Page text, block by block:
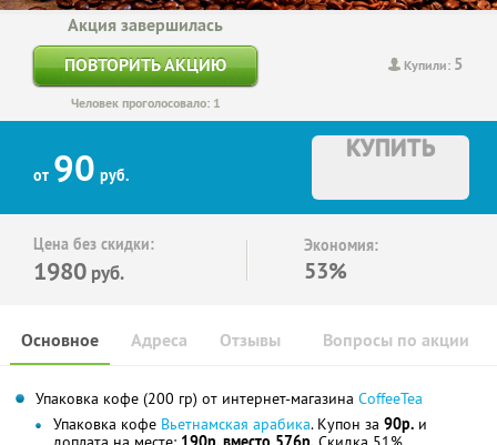
Купили: 5
Акция завершилась
ПОВТОРИТЬ АКЦИЮ
Человек проголосовало: 1
от 90 руб.
КУПИТЬ
Цена без скидки:
1980 руб.
Экономия:
53%
Основное Отзывы Вопросы по акции
Адреса
Упаковка кофе (200 гр) от интернет-магазина CoffeeTea
Упаковка кофе Вьетнамская арабика. Купон за 90р. и